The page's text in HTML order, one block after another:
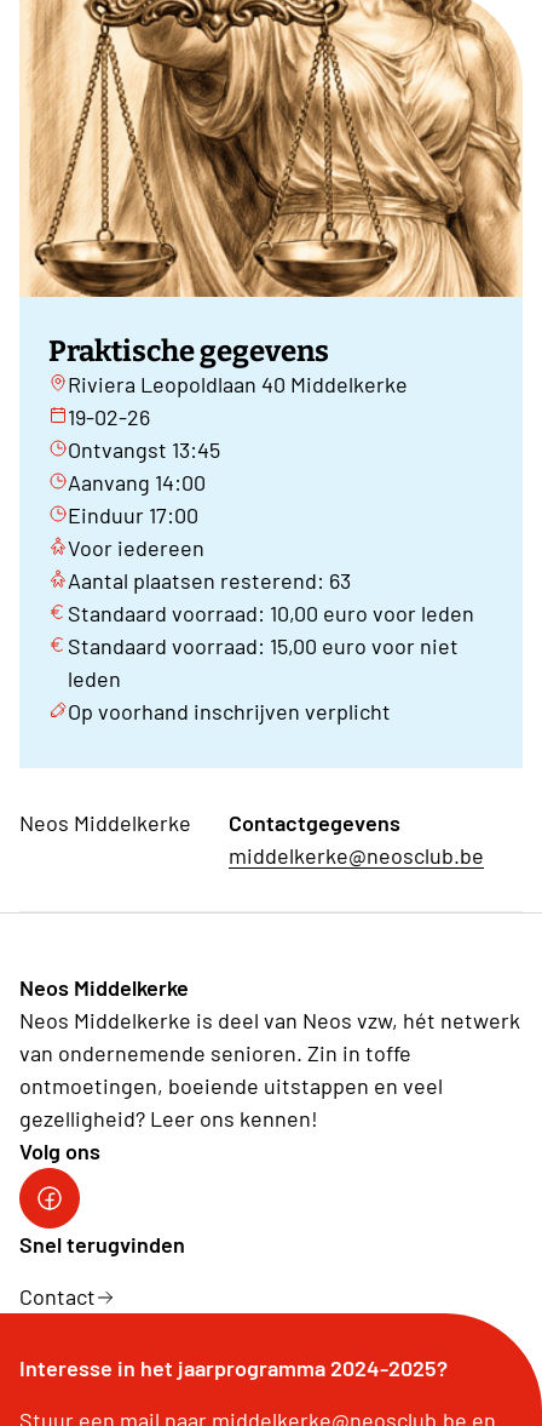
Praktische gegevens
Riviera Leopoldlaan 40 Middelkerke
19-02-26
Ontvangst 13:45
Aanvang 14:00
Einduur 17:00
Voor iedereen
Aantal plaatsen resterend: 63
Standaard voorraad: 10,00 euro voor leden
Standaard voorraad: 15,00 euro voor niet
leden
Op voorhand inschrijven verplicht
Neos Middelkerke
Contactgegevens
middelkerke@neosclub.be
Neos Middelkerke
Neos Middelkerke is deel van Neos vzw, hét netwerk
van ondernemende senioren. Zin in toffe
ontmoetingen, boeiende uitstappen en veel
gezelligheid? Leer ons kennen!
Volg ons
Facebook pagina Neos Middelkerke
Snel terugvinden
Contact
Interesse in het jaarprogramma 2024-2025?
Stuur een mail naar middelkerke@neosclub.be en